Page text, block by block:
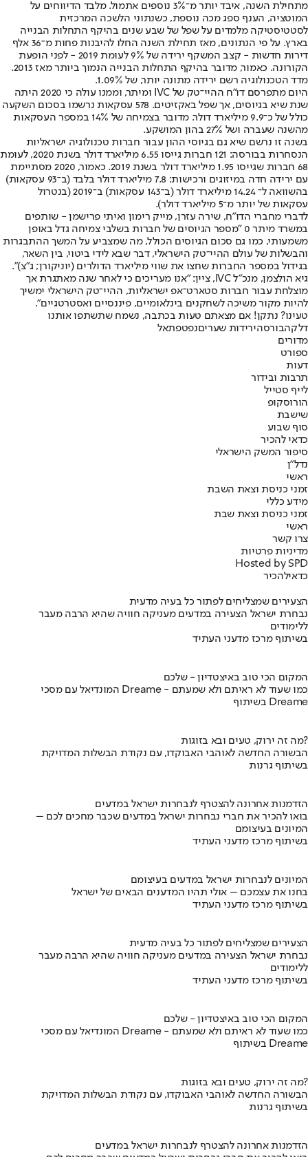
מתחילת השנה, איבד יותר מ־3% נוספים אתמול. מלבד הדיווחים על
המוטציה, הענף ספג מכה נוספת, כשנתוני הלשכה המרכזית
לסטטיסטיקה מלמדים על שפל של שבע שנים בהיקף התחלות הבנייה
בארץ. על פי הנתונים, מאז תחילת השנה החלו להיבנות פחות מ־36 אלף
דירות חדשות - קצב המשקף ירידה של 9% לעומת 2019 - לפני הופעת
הקורונה. כאמור, מדובר בהיקף התחלות הבנייה הנמוך ביותר מאז 2013.
מדד הטכנולוגיה רשם ירידה מתונה יותר, של 1.09%.
היום מתפרסם דו"ח ההיי־טק של IVC ומיתר, וממנו עולה כי 2020 היתה
שנת שיא בגיוסים, אך שפל באקזיטים. 578 עסקאות נרשמו בסכום השקעה
כולל של כ־9.9 מיליארד דולר. מדובר בצמיחה של 14% במספר העסקאות
מהשנה שעברה ושל 27% בהון המושקע.
בשנה זו נרשם שיא גם בגיוסי ההון עבור חברות טכנולוגיה ישראליות
הנסחרות בבורסה: 121 חברות גייסו 6.55 מיליארד דולר בשנת 2020, לעומת
68 חברות שגייסו 1.95 מיליארד דולר בשנת 2019. כאמור, 2020 מסתיימת
עם ירידה חדה במיזוגים ורכישות: 7.8 מיליארד דולר בלבד (ב־93 עסקאות)
בהשוואה ל־ 14.24 מיליארד דולר (ב־143 עסקאות) ב־2019 (בנטרול
עסקאות של יותר מ־5 מיליארד דולר).
לדברי מחברי הדו"ח, שירה עזרן, מייק רימון ואיתי פרישמן - שותפים
במשרד מיתר 0 "מספר הגיוסים של חברות בשלבי צמיחה גדל באופן
משמעותי, כמו גם סכום הגיוסים הכולל, מה שמצביע על המשך ההתבגרות
והבשלות של עולם ההיי־טק הישראלי, דבר שבא לידי ביטוי, בין השאר,
בגידול במספר החברות שחצו את שווי מיליארד הדולרים (יוניקורן; ג"צ)".
גיא הולצמן, מנכ"ל IVC, ציין: "אנו מעריכים כי לאחר שנה מאתגרת אך
מוצלחת עבור חברות סטארט־אפ ישראליות, ההיי־טק הישראלי ימשיך
להיות מקור משיכה לשחקנים בינלאומיים, פיננסיים ואסטרטגיים".
טעינו? נתקן! אם מצאתם טעות בכתבה, נשמח שתשתפו אותנו
דלקהבורסהירידות שעריםנפטפתאל
מדורים
ספורט
דעות
תרבות ובידור
לייף סטייל
הורוסקופ
שישבת
סוף שבוע
כדאי להכיר
סיפור המשק הישראלי
נדל"ן
ראשי
זמני כניסת וצאת השבת
מידע כללי
זמני כניסת וצאת שבת
ראשי
צרו קשר
מדיניות פרטיות
Hosted by SPD
כדאילהכיר
הצעירים שמצליחים לפתור כל בעיה מדעית
נבחרת ישראל הצעירה במדעים מעניקה חוויה שהיא הרבה מעבר
ללימודים
בשיתוף מרכז מדעני העתיד
המקום הכי טוב באיצטדיון - שלכם
המונדיאל עם מסכי Dreame - כמו שעוד לא ראיתם ולא שמעתם
בשיתוף Dreame
מה זה ירוק, טעים ובא בזוגות?
הבשורה החדשה לאוהבי האבוקדו, עם נקודת הבשלות המדויקת
בשיתוף גרנות
הזדמנות אחרונה להצטרף לנבחרות ישראל במדעים
בואו להכיר את חברי נבחרות ישראל במדעים שכבר מחכים לכם –
המיונים בעיצומם
בשיתוף מרכז מדעני העתיד
המיונים לנבחרות ישראל במדעים בעיצומם
בחנו את עצמכם – אולי תהיו המדענים הבאים של ישראל
בשיתוף מרכז מדעני העתיד
הצעירים שמצליחים לפתור כל בעיה מדעית
נבחרת ישראל הצעירה במדעים מעניקה חוויה שהיא הרבה מעבר
ללימודים
בשיתוף מרכז מדעני העתיד
המקום הכי טוב באיצטדיון - שלכם
המונדיאל עם מסכי Dreame - כמו שעוד לא ראיתם ולא שמעתם
בשיתוף Dreame
מה זה ירוק, טעים ובא בזוגות?
הבשורה החדשה לאוהבי האבוקדו, עם נקודת הבשלות המדויקת
בשיתוף גרנות
הזדמנות אחרונה להצטרף לנבחרות ישראל במדעים